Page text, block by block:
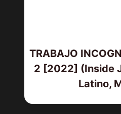
TRABAJO
2 [2022] (Inside
Latino,